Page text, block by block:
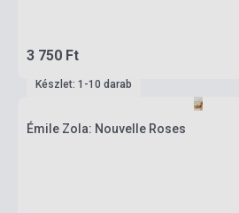
3 750 Ft
Készlet: 1-10 darab
Émile Zola: Nouvelle Roses